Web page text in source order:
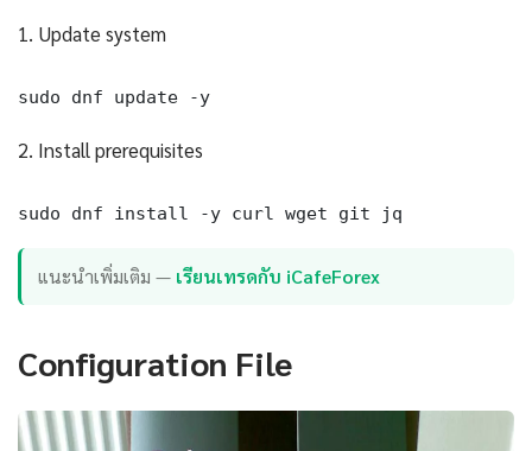
1. Update system
sudo dnf update -y
2. Install prerequisites
sudo dnf install -y curl wget git jq
แนะนำเพิ่มเติม — เรียนเทรดกับ iCafeForex
Configuration File